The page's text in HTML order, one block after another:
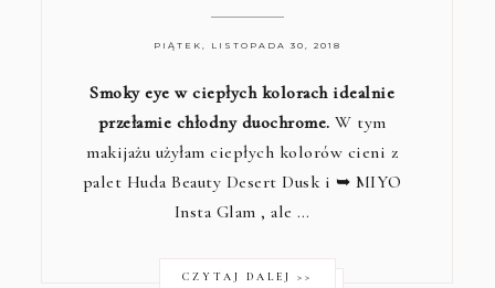
PIĄTEK, LISTOPADA 30, 2018
Smoky eye w ciepłych kolorach idealnie
przełamie chłodny duochrome.W tym
makijażu użyłam ciepłych kolorów cieni z
palet Huda Beauty Desert Dusk i ➥ MIYO
Insta Glam , ale …
CZYTAJ DALEJ >>